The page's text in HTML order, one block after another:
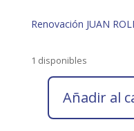
Renovación JUAN
1 disponibles
2026
Añadir al